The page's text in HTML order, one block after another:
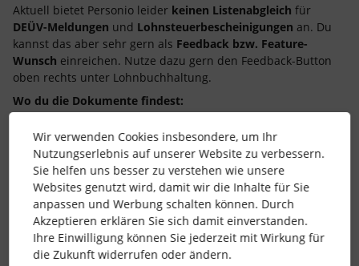
Aktuell bietet Personio leider keinen Listenabgleich für
DEÜV-Meldungen und Lohnsteuerbescheinigungen an. Du
kannst das aber sehr gern als Feedback bzw. Feature-
Wunsch einreichen. Nutze dazu gern den Feedback-Button
oben rechts unter Lohnbuchhaltung.
Wo du die Dokumente findest:
Lohnsteuerbescheinigungen:
im Mitarbeitendenprofil
unterDokumenteoder unterLohnbuchhaltung >
Dokumente
DEÜV-Meldungen:unterLohnbuchhaltung >
Meldewesenoder ebenfalls imMitarbeitendenprofil
Thema Gefahrtarifstelle: Letztes Jahr wurde mir angekündigt,
dass Personio daran arbeitet, dass die Gefahrtarifstelle
automatisch übertragen wird. Scheint nicht passiert zu sein.
Wir verwenden Cookies insbesondere, um Ihr
Nutzungserlebnis auf unserer Website zu verbessern.
Sie helfen uns besser zu verstehen wie unsere
Websites genutzt wird, damit wir die Inhalte für Sie
anpassen und Werbung schalten können. Durch
Akzeptieren erklären Sie sich damit einverstanden.
Ihre Einwilligung können Sie jederzeit mit Wirkung für
die Zukunft widerrufen oder ändern.